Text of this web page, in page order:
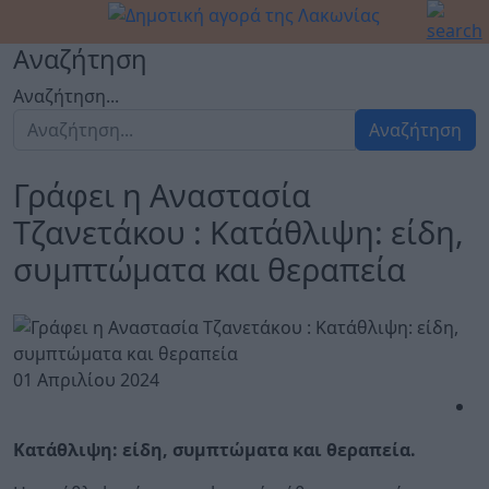
Αναζήτηση
Αναζήτηση...
Αναζήτηση
Γράφει η Αναστασία
Τζανετάκου : Κατάθλιψη: είδη,
συμπτώματα και θεραπεία
01 Απριλίου 2024
Κατάθλιψη: είδη, συμπτώματα και θεραπεία.